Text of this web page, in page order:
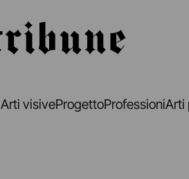
Arti visiveProgettoProfessioniArti